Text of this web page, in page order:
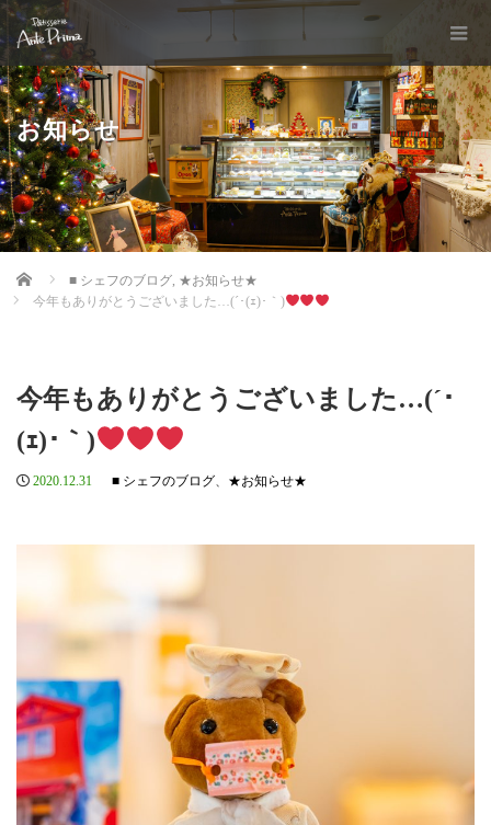
お知らせ
Home ■ シェフのブログ, ★お知らせ★
今年もありがとうございました…(´･(ｪ)･｀)
今年もありがとうございました…(´･
(ｪ)･｀)
2020.12.31 ■ シェフのブログ、 ★お知らせ★